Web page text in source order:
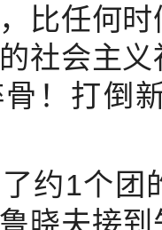
比任何
社会主
！打倒
约1个团
晓夫接